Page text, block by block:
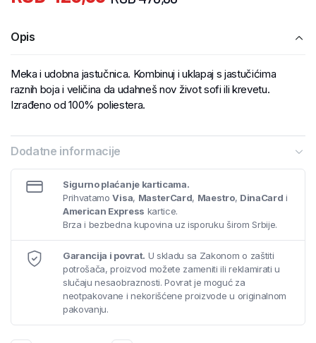
Opis
Meka i udobna jastučnica. Kombinuj i uklapaj s jastučićima
raznih boja i veličina da udahneš nov život sofi ili krevetu.
Izrađeno od 100% poliestera.
Dodatne informacije
Sigurno plaćanje karticama.
PrihvatamoVisa, MasterCard, Maestro, DinaCard i
American Express kartice.
Brza i bezbedna kupovina uz isporuku širom Srbije.
Garancija i povrat. U skladu sa Zakonom o zaštiti
potrošača, proizvod možete zameniti ili reklamirati u
slučaju nesaobraznosti. Povrat je moguć za
neotpakovane i nekorišćene proizvode u originalnom
pakovanju.